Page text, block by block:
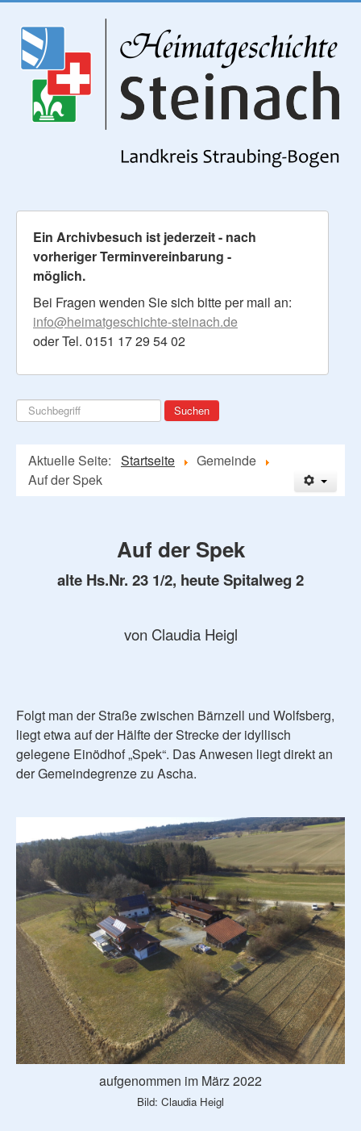
Ein Archivbesuch ist jederzeit - nach
vorheriger Terminvereinbarung -
möglich.
Bei Fragen wenden Sie sich bitte per mail an:
info@heimatgeschichte-steinach.de
oder Tel. 0151 17 29 54 02
Suchen
...
Suchen
Aktuelle Seite: Startseite
Gemeinde
Auf der Spek
Auf der Spek
alte Hs.Nr. 23 1/2, heute Spitalweg 2
von Claudia Heigl
Folgt man der Straße zwischen Bärnzell und Wolfsberg,
liegt etwa auf der Hälfte der Strecke der idyllisch
gelegene Einödhof „Spek“. Das Anwesen liegt direkt an
der Gemeindegrenze zu Ascha.
aufgenommen im März 2022
Bild: Claudia Heigl